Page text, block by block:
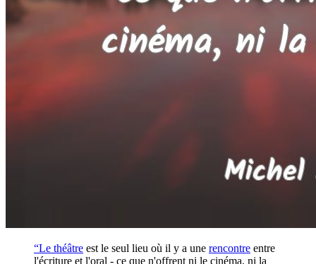
“Le théâtre est le seul lieu où il y a une rencontre entre
l'écriture et l'oral - ce que n'offrent ni le cinéma, ni la